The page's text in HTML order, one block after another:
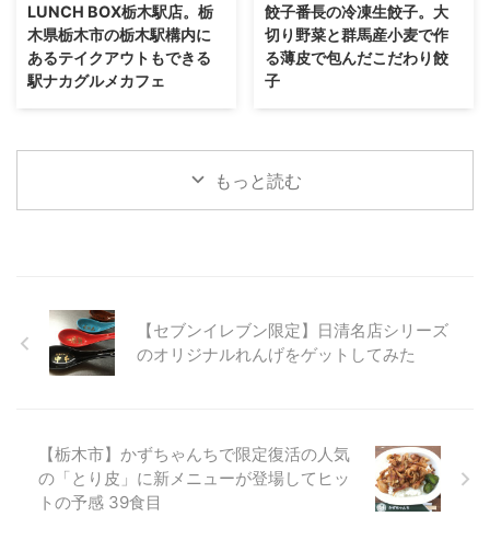
LUNCH BOX栃木駅店。栃
木県栃木市の栃木駅構内に
あるテイクアウトもできる
駅ナカグルメカフェ
餃子番長の冷凍生餃子。大
切り野菜と群馬産小麦で作
る薄皮で包んだこだわり餃
子
もっと読む
【セブンイレブン限定】日清名店シリーズ
のオリジナルれんげをゲットしてみた
【栃木市】かずちゃんちで限定復活の人気
の「とり皮」に新メニューが登場してヒッ
トの予感 39食目